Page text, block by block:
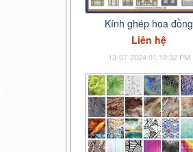
Kính ghép hoa đồng
Liên hệ
13-07-2024 01:19:32 PM